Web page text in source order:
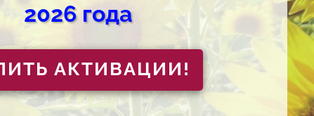
2026года
АКТИВАЦИИ!